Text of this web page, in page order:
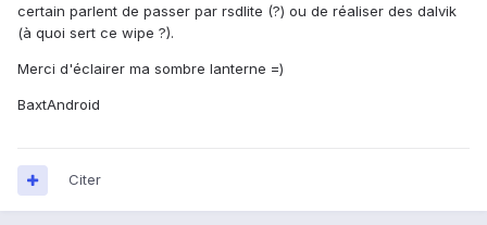
certain parlent de passer par rsdlite (?) ou de réaliser des dalvik
(à quoi sert ce wipe ?).
Merci d'éclairer ma sombre lanterne =)
BaxtAndroid
Citer